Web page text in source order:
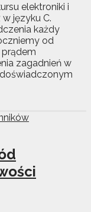
elektroniki i
języku C.
każdy
od
zagadnień w